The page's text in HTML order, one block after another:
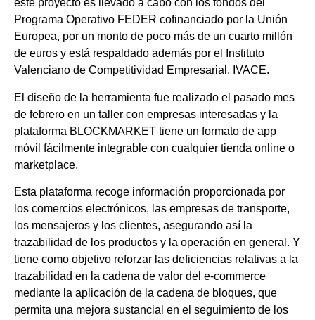
este proyecto es llevado a cabo con los fondos del
Programa Operativo FEDER cofinanciado por la Unión
Europea, por un monto de poco más de un cuarto millón
de euros y está respaldado además por el Instituto
Valenciano de Competitividad Empresarial, IVACE.
El diseño de la herramienta fue realizado el pasado mes
de febrero en un taller con empresas interesadas y la
plataforma BLOCKMARKET tiene un formato de app
móvil fácilmente integrable con cualquier tienda online o
marketplace.
Esta plataforma recoge información proporcionada por
los comercios electrónicos, las empresas de transporte,
los mensajeros y los clientes, asegurando así la
trazabilidad de los productos y la operación en general. Y
tiene como objetivo reforzar las deficiencias relativas a la
trazabilidad en la cadena de valor del e-commerce
mediante la aplicación de la cadena de bloques, que
permita una mejora sustancial en el seguimiento de los